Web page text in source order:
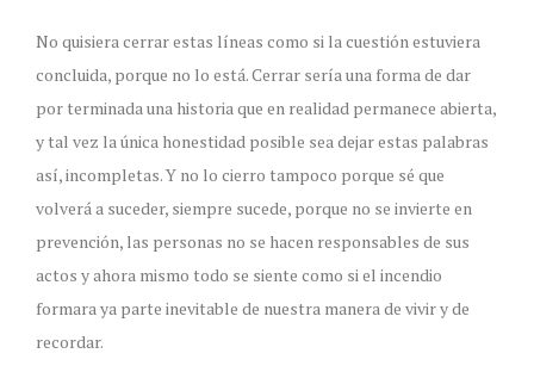
No quisiera cerrar estas líneas como si la cuestión estuviera
concluida, porque no lo está. Cerrar sería una forma de dar
por terminada una historia que en realidad permanece abierta,
y tal vez la única honestidad posible sea dejar estas palabras
así, incompletas. Y no lo cierro tampoco porque sé que
volverá a suceder, siempre sucede, porque no se invierte en
prevención, las personas no se hacen responsables de sus
actos y ahora mismo todo se siente como si el incendio
formara ya parte inevitable de nuestra manera de vivir y de
recordar.